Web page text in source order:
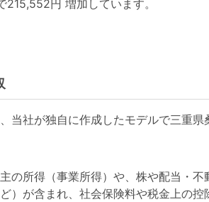
円 増加しています。
当社が独自に作成したモデルで三重県
の所得（事業所得）や、株や配当・不
）が含まれ、社会保険料や税金上の控